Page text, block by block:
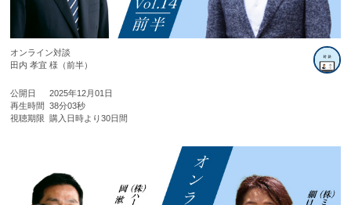
オンライン対談
田内 孝宜 様（前半）
公開日
2025年12月01日
再生時間
38分03秒
視聴期限
購入日時より30日間